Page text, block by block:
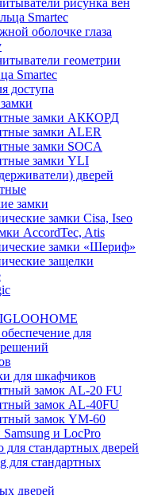
рисунка вен
Smartec
оболочке глаза
геометрии
Smartec
доступа
замки АККОРД
замки ALER
замки SOCA
замки YLI
дверей
замки
замки Cisa, Iseo
AccordTec, Atis
замки «Шериф»
защелки
для
для шкафчиков
замок AL-20 FU
замок AL-40FU
замок YM-60
и LocPro
для стандартных дверей
для стандартных
дверей